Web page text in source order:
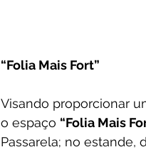
“Folia Mais Fort”
Visando proporcionar
o espaço “Folia Mais
Passarela; no estande,